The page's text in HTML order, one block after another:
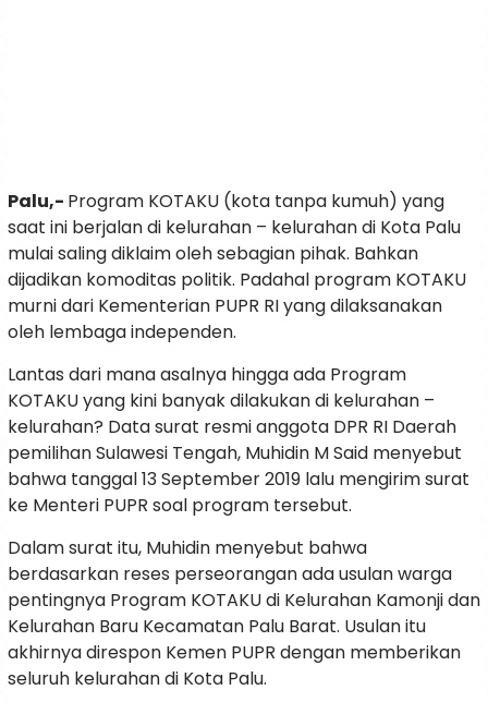
Palu,- Program KOTAKU (kota tanpa kumuh) yang
saat ini berjalan di kelurahan – kelurahan di Kota Palu
mulai saling diklaim oleh sebagian pihak. Bahkan
dijadikan komoditas politik. Padahal program KOTAKU
murni dari Kementerian PUPR RI yang dilaksanakan
oleh lembaga independen.
Lantas dari mana asalnya hingga ada Program
KOTAKU yang kini banyak dilakukan di kelurahan –
kelurahan? Data surat resmi anggota DPR RI Daerah
pemilihan Sulawesi Tengah, Muhidin M Said menyebut
bahwa tanggal 13 September 2019 lalu mengirim surat
ke Menteri PUPR soal program tersebut.
Dalam surat itu, Muhidin menyebut bahwa
berdasarkan reses perseorangan ada usulan warga
pentingnya Program KOTAKU di Kelurahan Kamonji dan
Kelurahan Baru Kecamatan Palu Barat. Usulan itu
akhirnya direspon Kemen PUPR dengan memberikan
seluruh kelurahan di Kota Palu.